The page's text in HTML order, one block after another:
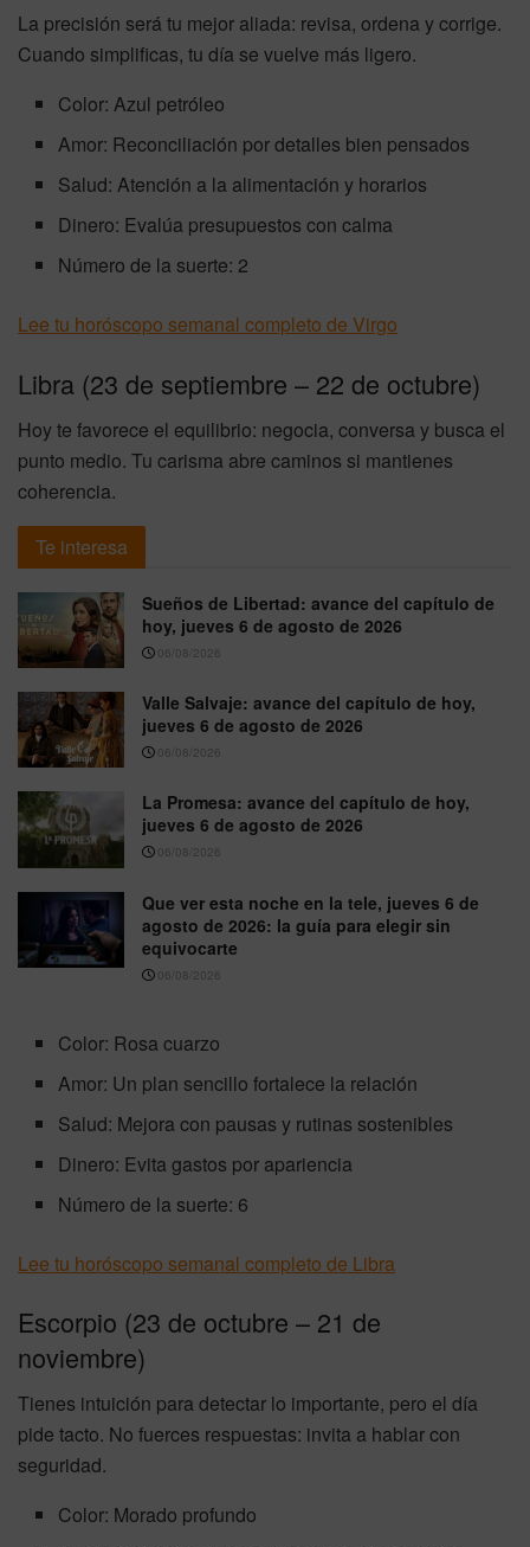
La precisión será tu mejor aliada: revisa, ordena y corrige.
Cuando simplificas, tu día se vuelve más ligero.
Color: Azul petróleo
Amor: Reconciliación por detalles bien pensados
Salud: Atención a la alimentación y horarios
Dinero: Evalúa presupuestos con calma
Número de la suerte: 2
Lee tu horóscopo semanal completo de Virgo
Libra (23 de septiembre – 22 de octubre)
Hoy te favorece el equilibrio: negocia, conversa y busca el
punto medio. Tu carisma abre caminos si mantienes
coherencia.
Te interesa
Sueños de Libertad: avance del capítulo de
hoy, jueves 6 de agosto de 2026
06/08/2026
Valle Salvaje: avance del capítulo de hoy,
jueves 6 de agosto de 2026
06/08/2026
La Promesa: avance del capítulo de hoy,
jueves 6 de agosto de 2026
06/08/2026
Que ver esta noche en la tele, jueves 6 de
agosto de 2026: la guía para elegir sin
equivocarte
06/08/2026
Color: Rosa cuarzo
Amor: Un plan sencillo fortalece la relación
Salud: Mejora con pausas y rutinas sostenibles
Dinero: Evita gastos por apariencia
Número de la suerte: 6
Lee tu horóscopo semanal completo de Libra
Escorpio (23 de octubre – 21 de
noviembre)
Tienes intuición para detectar lo importante, pero el día
pide tacto. No fuerces respuestas: invita a hablar con
seguridad.
Color: Morado profundo